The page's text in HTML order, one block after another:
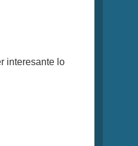
interesante lo